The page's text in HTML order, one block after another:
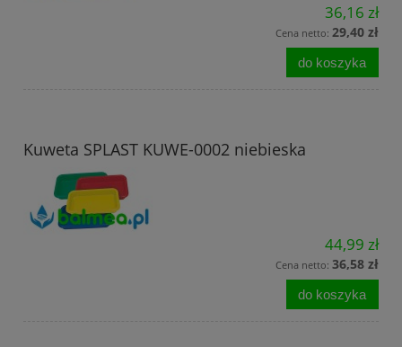
36,16 zł
Cena netto: 29,40 zł
do koszyka
Kuweta SPLAST KUWE-0002 niebieska
44,99 zł
Cena netto: 36,58 zł
do koszyka